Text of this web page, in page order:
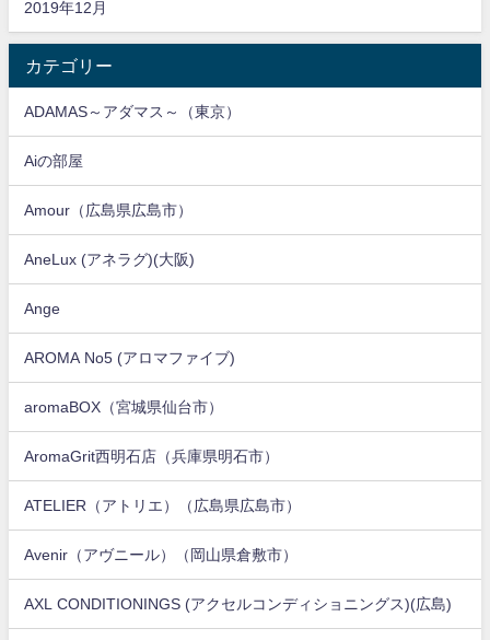
2019年12月
カテゴリー
ADAMAS～アダマス～（東京）
Aiの部屋
Amour（広島県広島市）
AneLux (アネラグ)(大阪)
Ange
AROMA No5 (アロマファイブ)
aromaBOX（宮城県仙台市）
AromaGrit西明石店（兵庫県明石市）
ATELIER（アトリエ）（広島県広島市）
Avenir（アヴニール）（岡山県倉敷市）
AXL CONDITIONINGS (アクセルコンディショニングス)(広島)